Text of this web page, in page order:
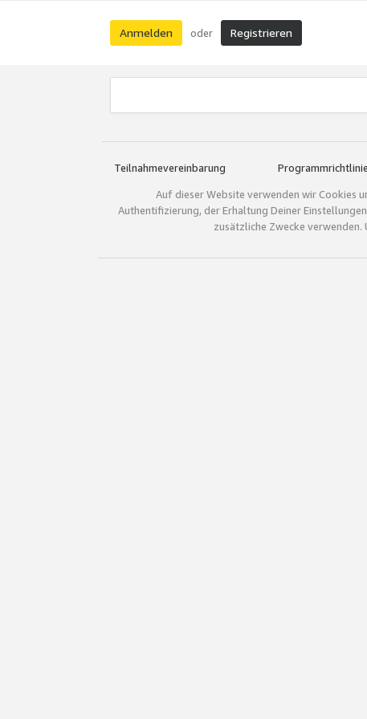
Anmelden oder Registrieren
Teilnahmevereinbarung
Auf dieser Website verwenden wir Cookies
Authentifizierung, der Erhaltung Deiner
zusätzliche Zwecke